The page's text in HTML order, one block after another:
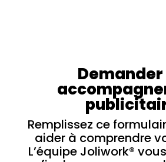
Demander
Remplissez ce
aider à comprendre
L’équipe Joliwork®